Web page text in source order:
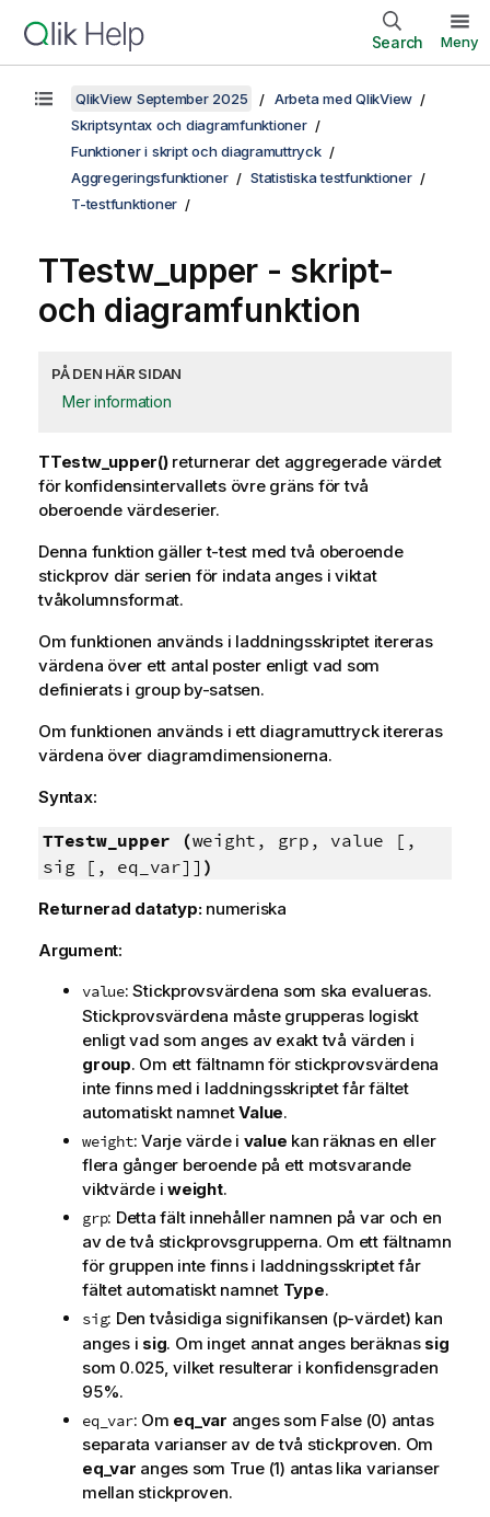
Search Meny
QlikView September 2025
Arbeta med QlikView
Skriptsyntax och diagramfunktioner
Funktioner i skript och diagramuttryck
Aggregeringsfunktioner
Statistiska testfunktioner
T-testfunktioner
TTestw_upper - skript-
och diagramfunktion
PÅ DEN HÄR SIDAN
Mer information
TTestw_upper()returnerar det aggregerade värdet
för konfidensintervallets övre gräns för två
oberoende värdeserier.
Denna funktion gäller t-test med två oberoende
stickprov där serien för indata anges i viktat
tvåkolumnsformat.
Om funktionen används i laddningsskriptet itereras
värdena över ett antal poster enligt vad som
definierats i group by-satsen.
Om funktionen används i ett diagramuttryck itereras
värdena över diagramdimensionerna.
Syntax:
TTestw_upper (weight, grp, value [,
sig [, eq_var]] )
Returnerad datatyp: numeriska
Argument:
value: Stickprovsvärdena som ska evalueras.
Stickprovsvärdena måste grupperas logiskt
enligt vad som anges av exakt två värden i
group. Om ett fältnamn för stickprovsvärdena
inte finns med i laddningsskriptet får fältet
automatiskt namnetValue.
weight: Varje värde i value kan räknas en eller
flera gånger beroende på ett motsvarande
viktvärde i weight.
grp: Detta fält innehåller namnen på var och en
av de två stickprovsgrupperna. Om ett fältnamn
för gruppen inte finns i laddningsskriptet får
fältet automatiskt namnet Type.
sig: Den tvåsidiga signifikansen (p-värdet) kan
anges i sig. Om inget annat anges beräknas sig
som 0.025, vilket resulterar i konfidensgraden
95%.
eq_var: Om eq_var anges som False(0) antas
separata varianser av de två stickproven. Om
eq_var anges som True(1) antas lika varianser
mellan stickproven.